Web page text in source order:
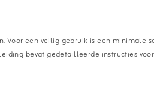
een veilig gebruik is een minimale
bevat gedetailleerde instructies